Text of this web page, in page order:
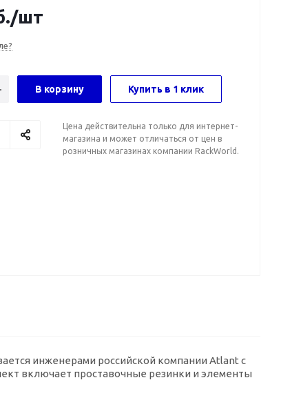
/шт
В корзину Купить в 1 клик
Цена действительна только для интернет-
магазина и может отличаться от цен в
розничных магазинах компании RackWorld.
инженерами российской компании Atlant с
включает проставочные резинки и элементы